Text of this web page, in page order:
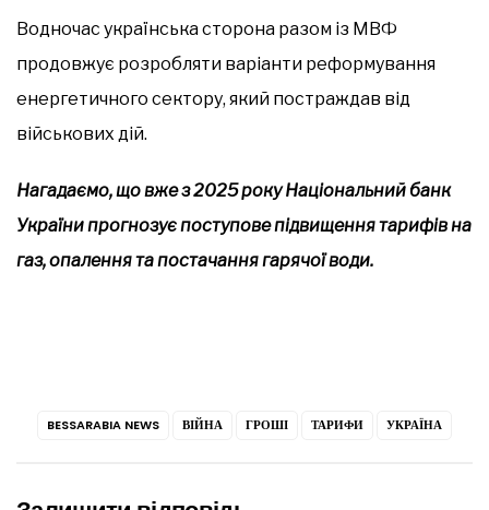
Водночас українська сторона разом із МВФ
продовжує розробляти варіанти реформування
енергетичного сектору, який постраждав від
військових дій.
Нагадаємо, що вже з 2025 року Національний банк
України прогнозує поступове підвищення тарифів на
газ, опалення та постачання гарячої води.
BESSARABIA NEWS ВІЙНА ГРОШІ ТАРИФИ УКРАЇНА